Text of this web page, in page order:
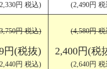
円 税込) (2,490円
円 税込)
円(税抜)
円 税込)
(4,580円
2,400円(税
(2,640円